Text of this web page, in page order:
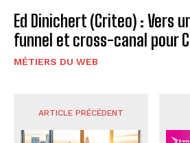
Ed Dinichert (Criteo) : Vers
funnel et cross-canal pour
MÉTIERS DU WEB
ARTICLE PRÉCÉDENT